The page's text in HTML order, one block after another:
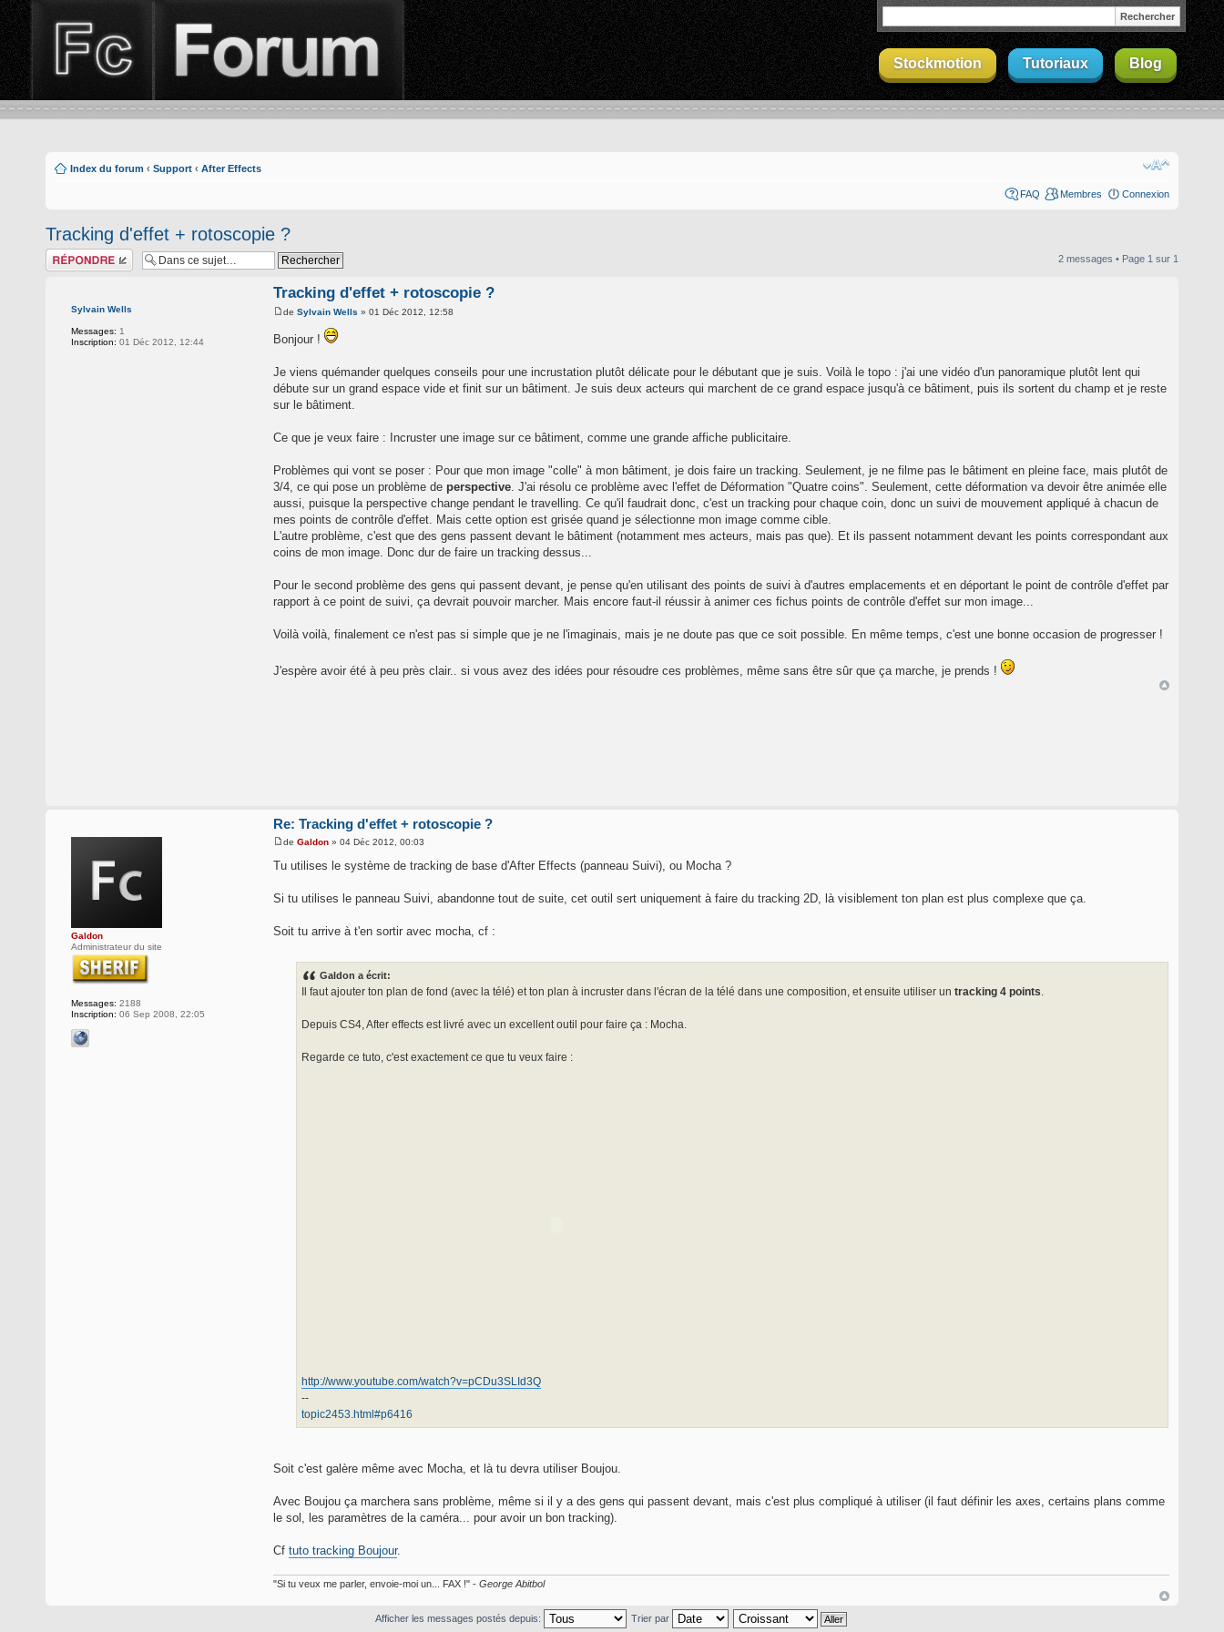
Stockmotion Tutoriaux Blog
Index du forum ‹ Support ‹ After Effects
FAQ Membres Connexion
Tracking d'effet + rotoscopie ?
Répondre 2 messages • Page 1 sur 1
Sylvain Wells
Messages: 1
Inscription: 01 Déc 2012, 12:44
Tracking d'effet + rotoscopie ?
de Sylvain Wells » 01 Déc 2012, 12:58
Bonjour !
Je viens quémander quelques conseils pour une incrustation plutôt délicate pour le débutant que je suis. Voilà le topo : j'ai une vidéo d'un panoramique plutôt lent qui
débute sur un grand espace vide et finit sur un bâtiment. Je suis deux acteurs qui marchent de ce grand espace jusqu'à ce bâtiment, puis ils sortent du champ et je reste
sur le bâtiment.
Ce que je veux faire : Incruster une image sur ce bâtiment, comme une grande affiche publicitaire.
Problèmes qui vont se poser : Pour que mon image "colle" à mon bâtiment, je dois faire un tracking. Seulement, je ne filme pas le bâtiment en pleine face, mais plutôt de
3/4, ce qui pose un problème de perspective. J'ai résolu ce problème avec l'effet de Déformation "Quatre coins". Seulement, cette déformation va devoir être animée elle
aussi, puisque la perspective change pendant le travelling. Ce qu'il faudrait donc, c'est un tracking pour chaque coin, donc un suivi de mouvement appliqué à chacun de
mes points de contrôle d'effet. Mais cette option est grisée quand je sélectionne mon image comme cible.
L'autre problème, c'est que des gens passent devant le bâtiment (notamment mes acteurs, mais pas que). Et ils passent notamment devant les points correspondant aux
coins de mon image. Donc dur de faire un tracking dessus...
Pour le second problème des gens qui passent devant, je pense qu'en utilisant des points de suivi à d'autres emplacements et en déportant le point de contrôle d'effet par
rapport à ce point de suivi, ça devrait pouvoir marcher. Mais encore faut-il réussir à animer ces fichus points de contrôle d'effet sur mon image...
Voilà voilà, finalement ce n'est pas si simple que je ne l'imaginais, mais je ne doute pas que ce soit possible. En même temps, c'est une bonne occasion de progresser !
J'espère avoir été à peu près clair.. si vous avez des idées pour résoudre ces problèmes, même sans être sûr que ça marche, je prends !
Galdon
Administrateur du site
Messages: 2188
Inscription: 06 Sep 2008, 22:05
Re: Tracking d'effet + rotoscopie ?
de Galdon » 04 Déc 2012, 00:03
Tu utilises le système de tracking de base d'After Effects (panneau Suivi), ou Mocha ?
Si tu utilises le panneau Suivi, abandonne tout de suite, cet outil sert uniquement à faire du tracking 2D, là visiblement ton plan est plus complexe que ça.
Soit tu arrive à t'en sortir avec mocha, cf :
Galdon a écrit:
Il faut ajouter ton plan de fond (avec la télé) et ton plan à incruster dans l'écran de la télé dans une composition, et ensuite utiliser un tracking 4 points
Depuis CS4, After effects est livré avec un excellent outil pour faire ça : Mocha.
Regarde ce tuto, c'est exactement ce que tu veux faire :
http://www.youtube.com/watch?v=pCDu3SLId3Q
--
topic2453.html#p6416
Soit c'est galère même avec Mocha, et là tu devra utiliser Boujou.
Avec Boujou ça marchera sans problème, même si il y a des gens qui passent devant, mais c'est plus compliqué à utiliser (il faut définir les axes, certains plans comme
le sol, les paramètres de la caméra... pour avoir un bon tracking).
Cf tuto tracking Boujour.
"Si tu veux me parler, envoie-moi un... FAX !" - George Abitbol
Afficher les messages postés depuis: Trier par